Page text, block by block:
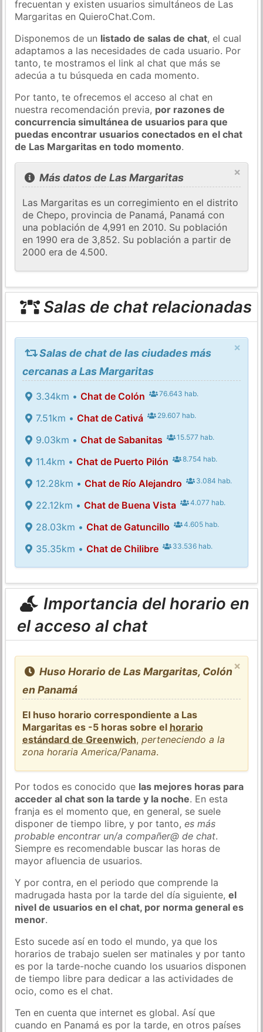
frecuentan y existen usuarios simultáneos de Las
Margaritas en QuieroChat.Com.
Disponemos de un listado de salas de chat, el cual
adaptamos a las necesidades de cada usuario. Por
tanto, te mostramos el link al chat que más se
adecúa a tu búsqueda en cada momento.
Por tanto, te ofrecemos el acceso al chat en
nuestra recomendación previa, por razones de
concurrencia simultánea de usuarios para que
puedas encontrar usuarios conectados en el chat
de Las Margaritas en todo momento.
×
Más datos de Las Margaritas
Las Margaritas es un corregimiento en el distrito
de Chepo, provincia de Panamá, Panamá con
una población de 4,991 en 2010. Su población
en 1990 era de 3,852. Su población a partir de
2000 era de 4.500.
Salas de chat relacionadas
×
Salas de chat de las ciudades más
cercanas a Las Margaritas
3.34km • Chat de Colón 76.643 hab.
7.51km • Chat de Cativá 29.607 hab.
9.03km • Chat de Sabanitas 15.577 hab.
11.4km • Chat de Puerto Pilón 8.754 hab.
12.28km • Chat de Río Alejandro 3.084 hab.
22.12km • Chat de Buena Vista 4.077 hab.
28.03km • Chat de Gatuncillo 4.605 hab.
35.35km • Chat de Chilibre 33.536 hab.
Importancia del horario en
el acceso al chat
×
Huso Horario de Las Margaritas, Colón
en Panamá
El huso horario correspondiente a Las
Margaritas es -5 horas sobre el horario
estándard de Greenwich,perteneciendo a la
zona horaria America/Panama.
Por todos es conocido que las mejores horas para
acceder al chat son la tarde y la noche. En esta
franja es el momento que, en general, se suele
disponer de tiempo libre, y por tanto,es más
probable encontrar un/a compañer@ de chat.
Siempre es recomendable buscar las horas de
mayor afluencia de usuarios.
Y por contra, en el periodo que comprende la
madrugada hasta por la tarde del día siguiente,el
nivel de usuarios en el chat, por norma general es
menor.
Esto sucede así en todo el mundo, ya que los
horarios de trabajo suelen ser matinales y por tanto
es por la tarde-noche cuando los usuarios disponen
de tiempo libre para dedicar a las actividades de
ocio, como es el chat.
Ten en cuenta que internet es global. Así que
cuando en Panamá es por la tarde, en otros países